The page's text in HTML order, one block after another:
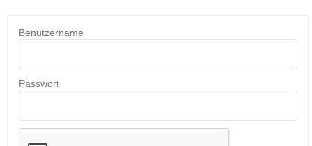
Benutzername
Passwort